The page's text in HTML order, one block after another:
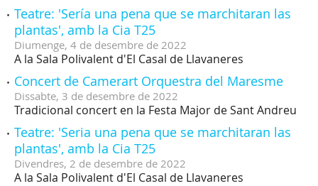
Teatre: 'Sería una pena que se marchitaran las
plantas', amb la Cia T25
Diumenge, 4 de desembre de 2022
A la Sala Polivalent d'El Casal de Llavaneres
Concert de Camerart Orquestra del Maresme
Dissabte, 3 de desembre de 2022
Tradicional concert en la Festa Major de Sant Andreu
Teatre: 'Seria una pena que se marchitaran las
plantas', amb la Cia T25
Divendres, 2 de desembre de 2022
A la Sala Polivalent d'El Casal de Llavaneres